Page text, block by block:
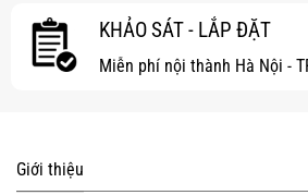
KHẢO SÁT - LẮP ĐẶT
Miễn phí nội thành Hà Nội -
Giới thiệu